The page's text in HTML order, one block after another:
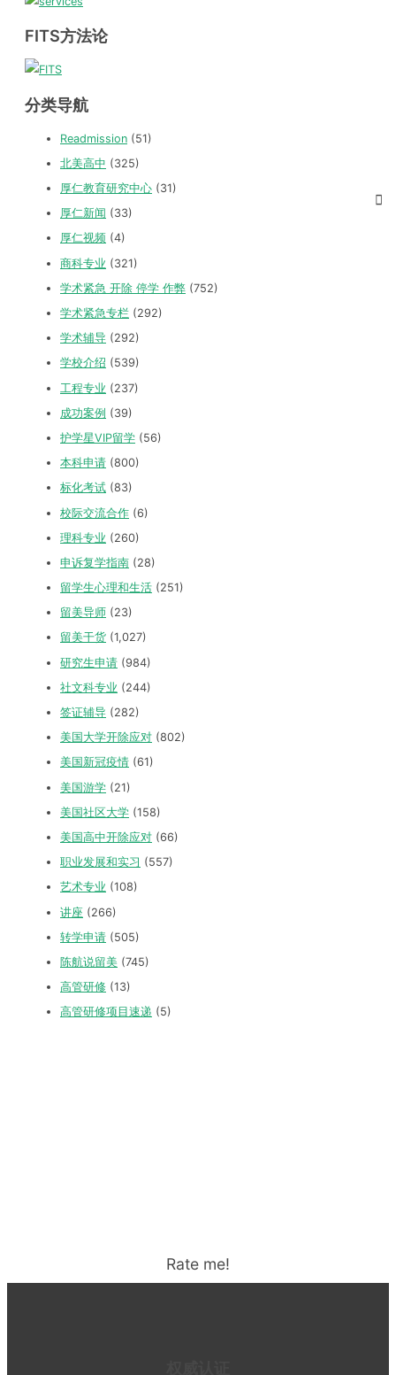
FITS方法论
分类导航
Readmission (51)
北美高中 (325)
厚仁教育研究中心 (31)
厚仁新闻 (33)
厚仁视频 (4)
商科专业 (321)
学术紧急 开除 停学 作弊 (752)
学术紧急专栏 (292)
学术辅导 (292)
学校介绍 (539)
工程专业 (237)
成功案例 (39)
护学星VIP留学 (56)
本科申请 (800)
标化考试 (83)
校际交流合作 (6)
理科专业 (260)
申诉复学指南 (28)
留学生心理和生活 (251)
留美导师 (23)
留美干货 (1,027)
研究生申请 (984)
社文科专业 (244)
签证辅导 (282)
美国大学开除应对 (802)
美国新冠疫情 (61)
美国游学 (21)
美国社区大学 (158)
美国高中开除应对 (66)
职业发展和实习 (557)
艺术专业 (108)
讲座 (266)
转学申请 (505)
陈航说留美 (745)
高管研修 (13)
高管研修项目速递 (5)
Rate me!